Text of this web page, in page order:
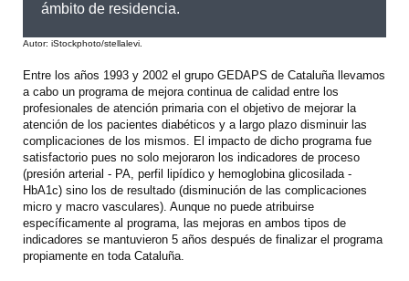
ámbito de residencia.
Autor: iStockphoto/stellalevi.
Entre los años 1993 y 2002 el grupo GEDAPS de Cataluña llevamos
a cabo un programa de mejora continua de calidad entre los
profesionales de atención primaria con el objetivo de mejorar la
atención de los pacientes diabéticos y a largo plazo disminuir las
complicaciones de los mismos. El impacto de dicho programa fue
satisfactorio pues no solo mejoraron los indicadores de proceso
(presión arterial - PA, perfil lipídico y hemoglobina glicosilada -
HbA1c) sino los de resultado (disminución de las complicaciones
micro y macro vasculares). Aunque no puede atribuirse
específicamente al programa, las mejoras en ambos tipos de
indicadores se mantuvieron 5 años después de finalizar el programa
propiamente en toda Cataluña.